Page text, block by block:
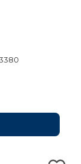
biały SM3380